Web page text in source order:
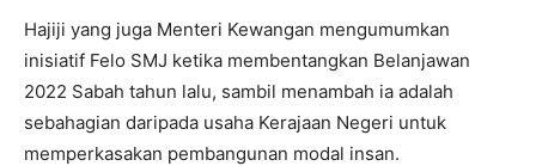
Hajiji yang juga Menteri Kewangan mengumumkan
inisiatif Felo SMJ ketika membentangkan Belanjawan
2022 Sabah tahun lalu, sambil menambah ia adalah
sebahagian daripada usaha Kerajaan Negeri untuk
memperkasakan pembangunan modal insan.